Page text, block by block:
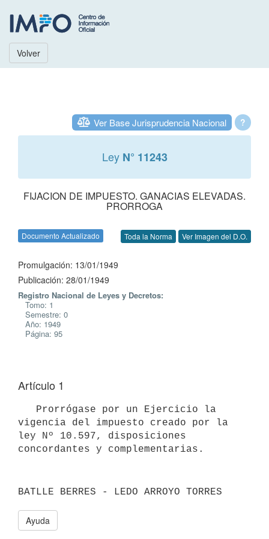
Volver
?
Ver Base Jurisprudencia Nacional
Ley N° 11243
FIJACION DE IMPUESTO. GANACIAS ELEVADAS.
PRORROGA
Documento Actualizado Toda la Norma Ver Imagen del D.O.
Promulgación: 13/01/1949
Publicación: 28/01/1949
Registro Nacional de Leyes y Decretos:
Tomo: 1
Semestre: 0
Año: 1949
Página: 95
Artículo 1
vigencia del impuesto creado por la
ley Nº 10.597, disposiciones
BATLLE BERRES - LEDO ARROYO TORRES
Ayuda